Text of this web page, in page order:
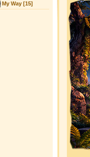
My Way[15]